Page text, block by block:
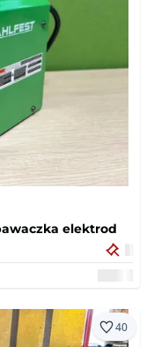
elektrod
40